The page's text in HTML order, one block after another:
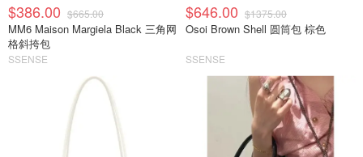
$386.00 $665.00
MM6 Maison Margiela Black 三角网
格斜挎包
SSENSE
$646.00 $1375.00
Osoi Brown Shell 圆筒包 棕色
SSENSE